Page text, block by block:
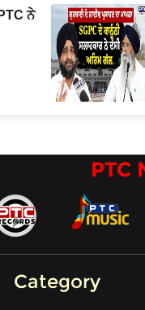
ਨੇ
PTC
Category